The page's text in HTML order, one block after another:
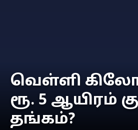
வெள்ளி
ரூ. 5 ஆயிரம்
தங்கம்?